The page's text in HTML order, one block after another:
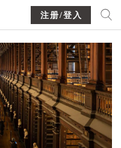
注册/登入